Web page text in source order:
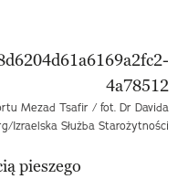
Mezad Tsafir / fot. Dr Davida
Izraelska Służba Starożytności
pieszego